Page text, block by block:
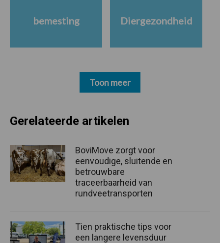
bemesting Diergezondheid
Toon meer
Gerelateerde artikelen
BoviMove zorgt voor
eenvoudige, sluitende en
betrouwbare
traceerbaarheid van
rundveetransporten
Tien praktische tips voor
een langere levensduur